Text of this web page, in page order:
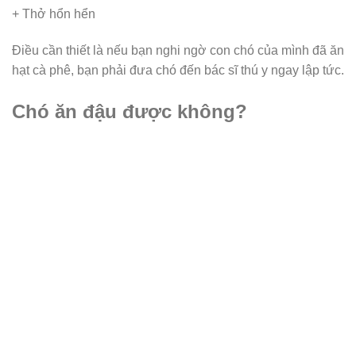
+ Thở hổn hển
Điều cần thiết là nếu bạn nghi ngờ con chó của mình đã ăn
hạt cà phê, bạn phải đưa chó đến bác sĩ thú y ngay lập tức.
Chó ăn đậu được không?